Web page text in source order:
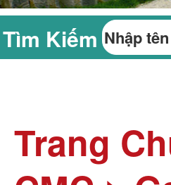
Tìm Kiếm
Trang